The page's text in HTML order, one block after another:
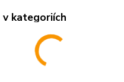
v kategoriích